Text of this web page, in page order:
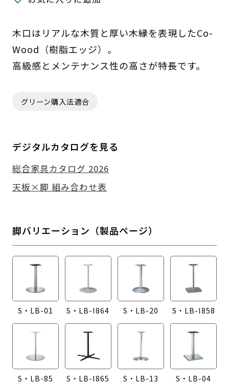
木口はリアルな木質と厚い木縁を表現したCo-
Wood（樹脂エッジ）。
高級感とメンテナンス性の高さが特長です。
グリーン購入法適合
デジタルカタログを見る
総合家具カタログ 2026
天板×脚 組み合わせ表
脚バリエーション（製品ページ）
S・LB-01 S・LB-I864 S・LB-20 S・LB-I858
S・LB-85 S・LB-I865 S・LB-13 S・LB-04